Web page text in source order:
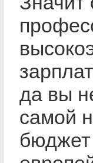
да вы
самой
бюджет